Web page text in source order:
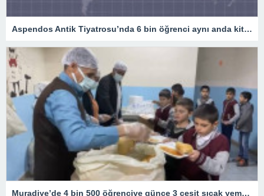
Aspendos Antik Tiyatrosu’nda 6 bin öğrenci aynı anda kitap okudu
Muradiye’de 4 bin 500 öğrenciye günce 3 çeşit sıcak yemek desteği yüzleri güldürdü